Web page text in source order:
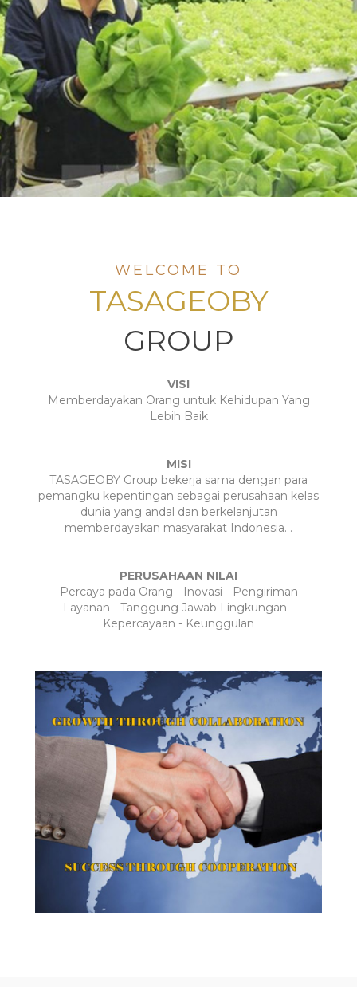
WELCOME TO
TASAGEOBY
GROUP
VISI
Memberdayakan Orang untuk Kehidupan Yang
Lebih Baik
MISI
TASAGEOBY Group bekerja sama dengan para
pemangku kepentingan sebagai perusahaan kelas
dunia yang andal dan berkelanjutan
memberdayakan masyarakat Indonesia. .
PERUSAHAAN NILAI
Percaya pada Orang - Inovasi - Pengiriman
Layanan - Tanggung Jawab Lingkungan -
Kepercayaan - Keunggulan